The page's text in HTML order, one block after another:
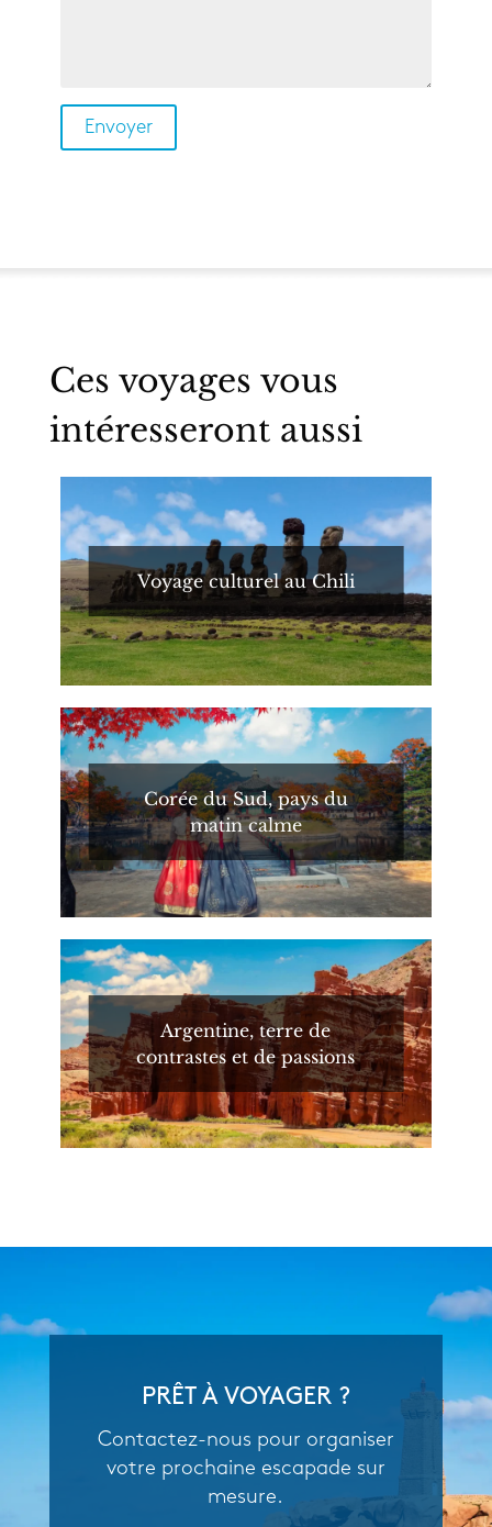
Ces voyages vous
intéresseront aussi
Voyage culturel au Chili
Corée du Sud, pays du
matin calme
Argentine, terre de
contrastes et de passions
PRÊT À VOYAGER ?
Contactez-nous pour organiser
votre prochaine escapade sur
mesure.